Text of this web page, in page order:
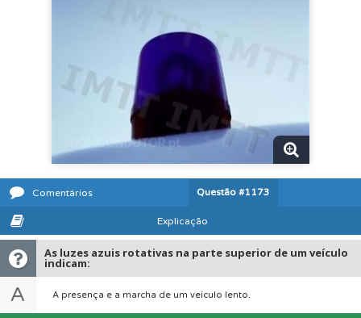
Comentários Questão #1173
Explicação
As luzes azuis rotativas na parte superior de um veículo
indicam:
A A presença e a marcha de um veículo lento.